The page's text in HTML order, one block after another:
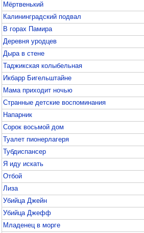
Мёртвенький
Калининградский подвал
В горах Памира
Деревня уродцев
Дыра в стене
Таджикская колыбельная
Икбарр Бигельштайне
Мама приходит ночью
Странные детские воспоминания
Напарник
Сорок восьмой дом
Туалет пионерлагеря
Тубдиспансер
Я иду искать
Отбой
Лиза
Убийца Джейн
Убийца Джефф
Младенец в морге